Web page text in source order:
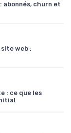
abonnés, churn et
web :
: ce que les